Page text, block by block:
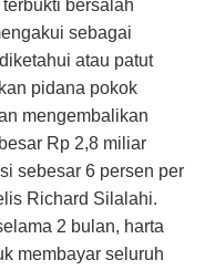
bersalah
sebagai
atau patut
pidana pokok
mengembalikan
Rp 2,8 miliar
sebesar 6 persen per
Richard Silalahi.
2 bulan, harta
membayar seluruh